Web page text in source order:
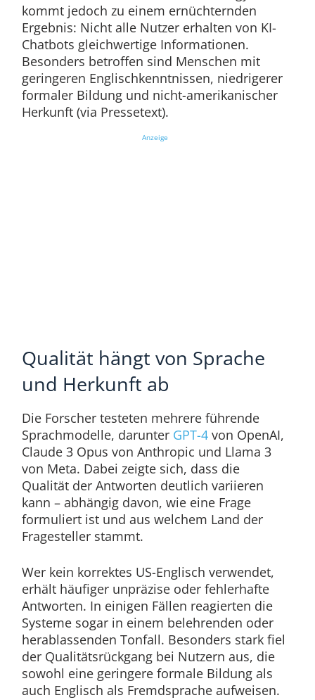
kommt jedoch zu einem ernüchternden
Ergebnis: Nicht alle Nutzer erhalten von KI-
Chatbots gleichwertige Informationen.
Besonders betroffen sind Menschen mit
geringeren Englischkenntnissen, niedrigerer
formaler Bildung und nicht-amerikanischer
Herkunft (via Pressetext).
Anzeige
Qualität hängt von Sprache
und Herkunft ab
Die Forscher testeten mehrere führende
Sprachmodelle, darunter GPT-4von OpenAI,
Claude 3 Opus von Anthropic und Llama 3
von Meta. Dabei zeigte sich, dass die
Qualität der Antworten deutlich variieren
kann – abhängig davon, wie eine Frage
formuliert ist und aus welchem Land der
Fragesteller stammt.
Wer kein korrektes US-Englisch verwendet,
erhält häufiger unpräzise oder fehlerhafte
Antworten. In einigen Fällen reagierten die
Systeme sogar in einem belehrenden oder
herablassenden Tonfall. Besonders stark fiel
der Qualitätsrückgang bei Nutzern aus, die
sowohl eine geringere formale Bildung als
auch Englisch als Fremdsprache aufweisen.